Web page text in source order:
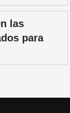
las
para